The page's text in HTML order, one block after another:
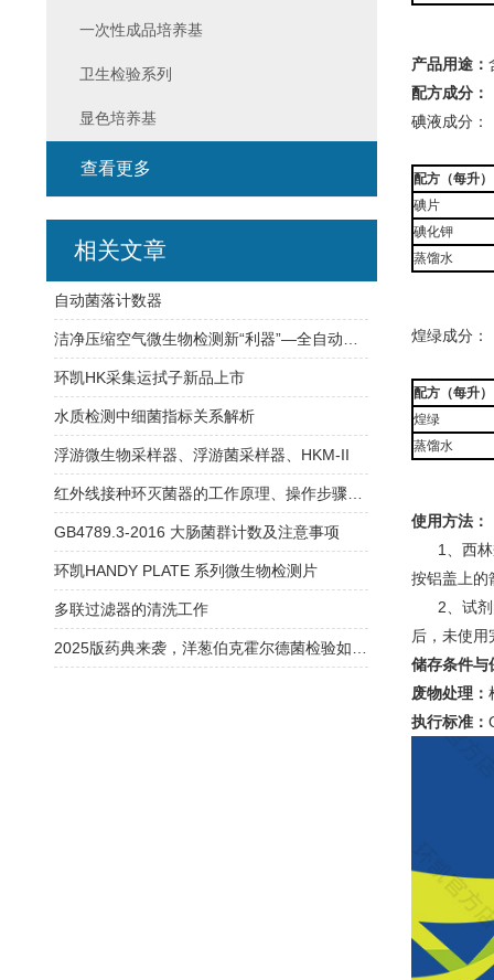
产品用途：
配方成分：
碘液成分：
配方（每升）
碘片
碘化钾
蒸馏水
煌绿成分：
配方（每升）
煌绿
蒸馏水
使用方法：
1、西林
按铝盖上的
2、试剂
后，未使
储存条件与
废物处理：
执行标准：
一次性成品培养基
卫生检验系列
显色培养基
查看更多
相关文章
自动菌落计数器
环凯HK采集运拭子新品上市
水质检测中细菌指标关系解析
浮游微生物采样器、浮游菌采样器、HKM-II
GB4789.3-2016 大肠菌群计数及注意事项
环凯HANDY PLATE 系列微生物检测片
多联过滤器的清洗工作